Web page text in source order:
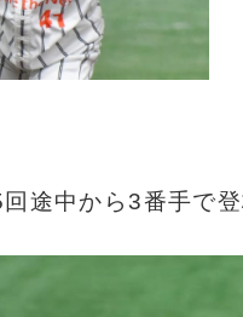
途中から3番手で